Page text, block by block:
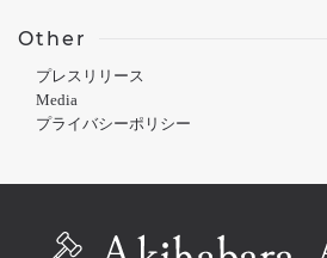
Other
プレスリリース
Media
プライバシーポリシー